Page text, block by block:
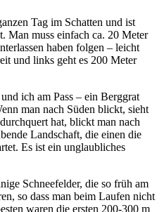
Tag im Schatten und ist
Man muss einfach ca. 20 Meter
haben folgen – leicht
und links geht es 200 Meter
ich am Pass – ein Berggrat
man nach Süden blickt, sieht
hat, blickt man nach
Landschaft, die einen die
Es ist ein unglaubliches
Schneefelder, die so früh am
so dass man beim Laufen nicht
waren die ersten 200-300 m